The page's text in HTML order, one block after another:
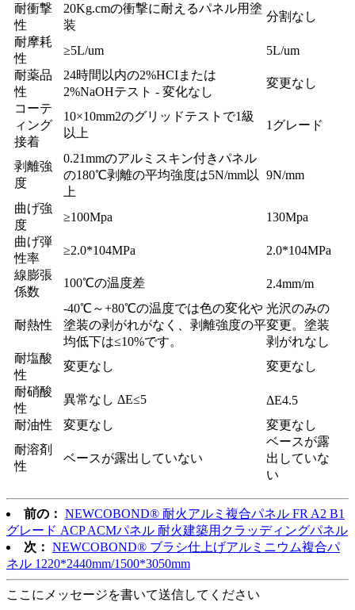
耐衝撃
性
20Kg.cmの衝撃に耐えるパネル用塗
装
分割なし
耐摩耗
性
≥5L/um
5L/um
耐薬品
性
24時間以内の2%HCIまたは
2%NaOHテスト - 変化なし
変更なし
コーテ
ィング
接着
10×10mm2のグリッドテストで1級
以上
1グレード
剥離強
度
0.21mmのアルミスキン付きパネル
の180℃剥離の平均強度は5N/mm以
上
9N/mm
曲げ強
度
≥100Mpa
130Mpa
曲げ弾
性率
≥2.0*104MPa
2.0*104MPa
線膨張
係数
100℃の温度差 2.4mm/m
耐熱性
-40℃～+80℃の温度では色の変化や
塗装の剥がれがなく、剥離強度の平
均低下は≤10%です。
光沢のみの
変更。塗装
剥がれなし
耐塩酸
性
変更なし
変更なし
耐硝酸
性
異常なし ΔE≤5
ΔE4.5
耐油性
変更なし
変更なし
耐溶剤
性
ベースが露出していない
ベースが露
出していな
い
前の： NEWCOBOND® 耐火アルミ複合パネル FR A2 B1
グレード ACP ACMパネル 耐火建築用クラッディングパネル
次： NEWCOBOND® ブラシ仕上げアルミニウム複合パ
ネル 1220*2440mm/1500*3050mm
ここにメッセージを書いて送信してください